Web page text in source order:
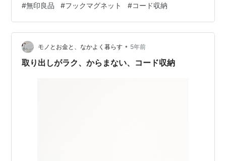
#無印良品 #フックマグネット #コード収納
モノとお金と、なかよく暮らす • 5年前
取り出しがラク、からまない、コード収納